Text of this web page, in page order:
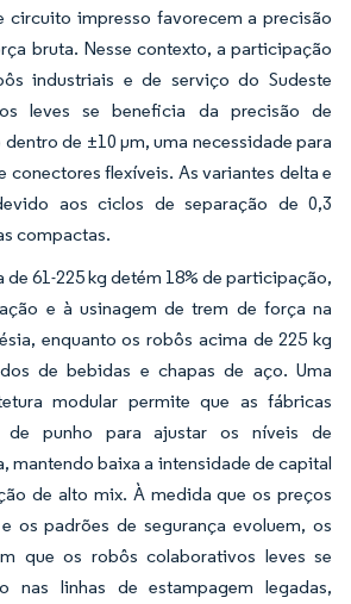
circuito impresso favorecem a precisão
bruta. Nesse contexto, a participação
industriais e de serviço do Sudeste
leves se beneficia da precisão de
de ±10 µm, uma necessidade para
conectores flexíveis. As variantes delta e
aos ciclos de separação de 0,3
compactas.
de 61-225 kg detém 18% de participação,
e à usinagem de trem de força na
enquanto os robôs acima de 225 kg
de bebidas e chapas de aço. Uma
modular permite que as fábricas
de punho para ajustar os níveis de
mantendo baixa a intensidade de capital
de alto mix. À medida que os preços
os padrões de segurança evoluem, os
que os robôs colaborativos leves se
nas linhas de estampagem legadas,